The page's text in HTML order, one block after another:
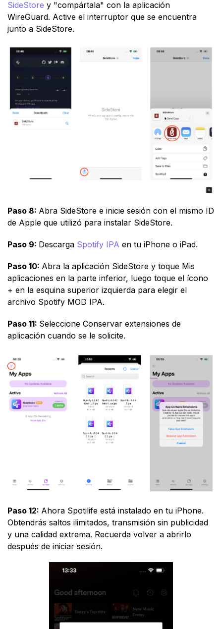
SideStore y "compártala" con la aplicación
WireGuard. Active el interruptor que se encuentra
junto a SideStore.
Paso 8: Abra SideStore e inicie sesión con el mismo ID
de Apple que utilizó para instalar SideStore.
Paso 9: Descarga Spotify IPA en tu iPhone o iPad.
Paso 10: Abra la aplicación SideStore y toque Mis
aplicaciones en la parte inferior, luego toque el ícono
+ en la esquina superior izquierda para elegir el
archivo Spotify MOD IPA.
Paso 11: Seleccione Conservar extensiones de
aplicación cuando se le solicite.
Paso 12: Ahora Spotilife está instalado en tu iPhone.
Obtendrás saltos ilimitados, transmisión sin publicidad
y una calidad extrema. Recuerda volver a abrirlo
después de iniciar sesión.